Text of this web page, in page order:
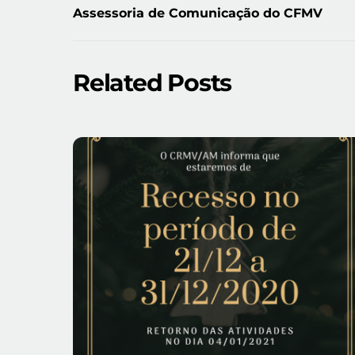
Assessoria de Comunicação do CFMV
Related Posts